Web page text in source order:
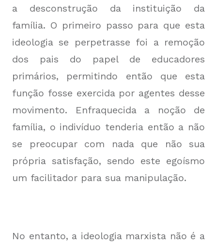
a desconstrução da instituição da
família. O primeiro passo para que esta
ideologia se perpetrasse foi a remoção
dos pais do papel de educadores
primários, permitindo então que esta
função fosse exercida por agentes desse
movimento. Enfraquecida a noção de
família, o indivíduo tenderia então a não
se preocupar com nada que não sua
própria satisfação, sendo este egoísmo
um facilitador para sua manipulação.
No entanto, a ideologia marxista não é a